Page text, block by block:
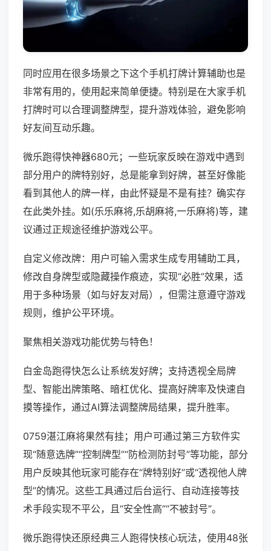
同时应用在很多场景之下这个手机打牌计算辅助也是
非常有用的，使用起来简单便捷。特别是在大家手机
打牌时可以合理调整牌型，提升游戏体验，避免影响
好友间互动乐趣。
微乐跑得快神器680元；一些玩家反映在游戏中遇到
部分用户的牌特别好，总是能拿到好牌，甚至好像能
看到其他人的牌一样，由此怀疑是不是有挂？确实存
在此类外挂。如(乐乐麻将,乐胡麻将,一乐麻将)等，建
议通过正规途径维护游戏公平。
自定义修改牌：用户可输入需求生成专用辅助工具，
修改自身牌型或隐藏操作痕迹，实现“必胜”效果，适
用于多种场景（如与好友对局），但需注意遵守游戏
规则，维护公平环境。
聚焦相关游戏功能优势与特色！
白金岛跑得快怎么让系统发好牌；支持透视全局牌
型、智能出牌策略、暗杠优化、提高好牌率及快速自
摸等操作，通过AI算法调整牌局结果，提升胜率。
0759湛江麻将果然有挂；用户可通过第三方软件实
现“随意选牌”“控制牌型”“防检测防封号”等功能，部分
用户反映其他玩家可能存在“牌特别好”或“透视他人牌
型”的情况。这些工具通过后台运行、自动连接等技
术手段实现不平公，且“安全性高”“不被封号”。
微乐跑得快还原经典三人跑得快核心玩法，使用48张